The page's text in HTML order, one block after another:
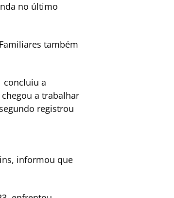
no último
também
concluiu a
chegou a trabalhar
registrou
informou que